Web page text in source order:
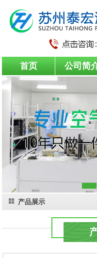
首页 公司简
产品展示